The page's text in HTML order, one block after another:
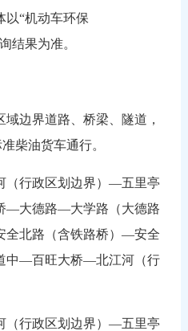
以“机动车环保
结果为准。
边界道路、桥梁、隧道，
柴油货车通行。
行政区划边界）—五里亭
—大德路—大学路（大德路
北路（含铁路桥）—安全
中—百旺大桥—北江河（行
行政区划边界）—五里亭